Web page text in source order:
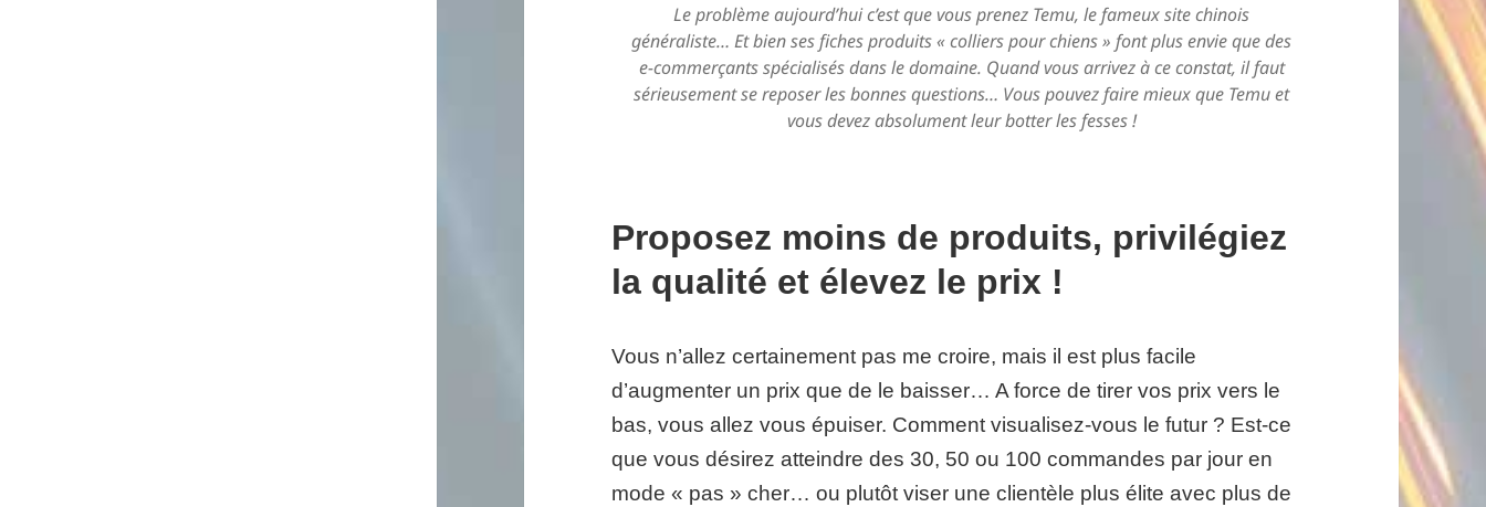
Le problème aujourd’hui c’est que vous prenez Temu, le fameux site chinois
généraliste… Et bien ses fiches produits « colliers pour chiens » font plus envie que des
e-commerçants spécialisés dans le domaine. Quand vous arrivez à ce constat, il faut
sérieusement se reposer les bonnes questions… Vous pouvez faire mieux que Temu et
vous devez absolument leur botter les fesses !
Proposez moins de produits, privilégiez
la qualité et élevez le prix !
Vous n’allez certainement pas me croire, mais il est plus facile
d’augmenter un prix que de le baisser… A force de tirer vos prix vers le
bas, vous allez vous épuiser. Comment visualisez-vous le futur ? Est-ce
que vous désirez atteindre des 30, 50 ou 100 commandes par jour en
mode « pas » cher… ou plutôt viser une clientèle plus élite avec plus de